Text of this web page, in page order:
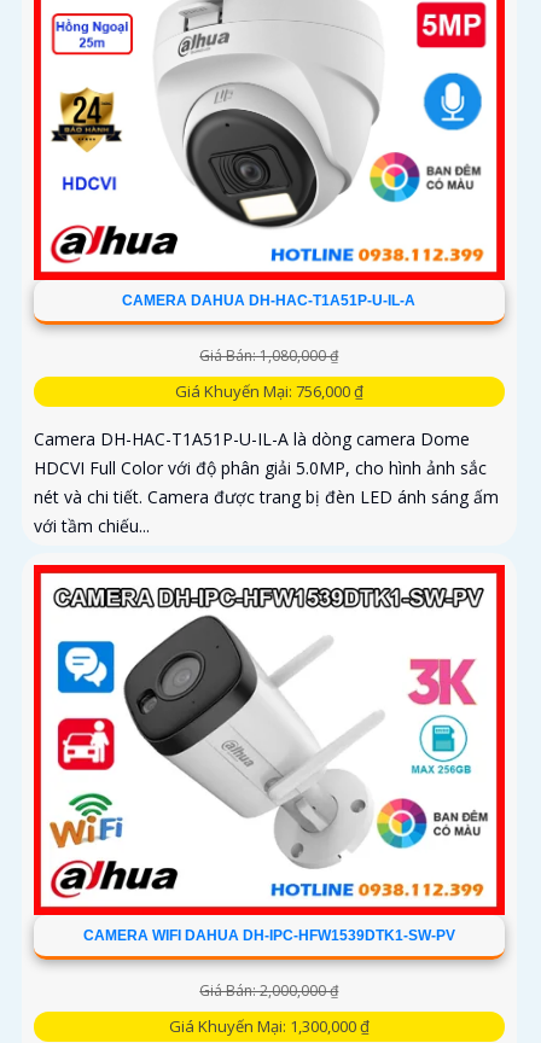
CAMERA DAHUA DH-HAC-T1A51P-U-IL-A
Giá Bán: 1,080,000 ₫
Giá Khuyến Mại: 756,000 ₫
Camera DH-HAC-T1A51P-U-IL-A là dòng camera Dome
HDCVI Full Color với độ phân giải 5.0MP, cho hình ảnh sắc
nét và chi tiết. Camera được trang bị đèn LED ánh sáng ấm
với tầm chiếu...
CAMERA WIFI DAHUA DH-IPC-HFW1539DTK1-SW-PV
Giá Bán: 2,000,000 ₫
Giá Khuyến Mại: 1,300,000 ₫